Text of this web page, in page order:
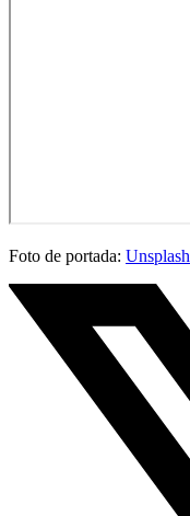
Foto de portada: Unsplash